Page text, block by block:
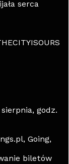
serca
godz.
Going,
biletów